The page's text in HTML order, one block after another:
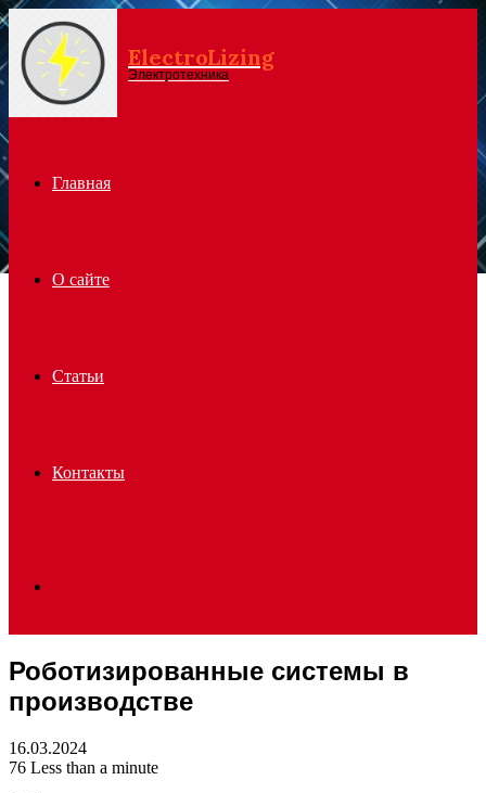
Menu ElectroLizing
Электротехника
Главная
О сайте
Статьи
Контакты
for
Роботизированные системы в
производстве
16.03.2024
76 Less than a minute